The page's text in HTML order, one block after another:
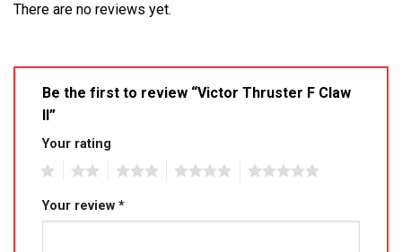
There are no reviews yet.
Be the first to review “Victor Thruster F Claw
II”
Your rating
Your review *